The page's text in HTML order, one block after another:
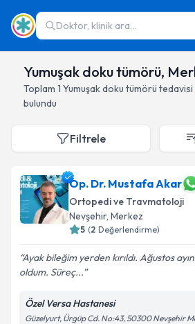
Doktor, klinik ara...
Yumuşak doku tümörü,
Toplam 1 Yumuşak doku tümörü
bulundu
Filtrele
Op. Dr. Mustafa Akar
Ortopedi ve Travmatoloji
Nevşehir, Merkez
5 (2 Değerlendirme)
Ayak bileğim yerden kırıldı. Ağustos
oldum. Süreç...
Özel Versa Hastanesi
Güzelyurt, Ürgüp Cd. No:43, 50300 Nevşehir